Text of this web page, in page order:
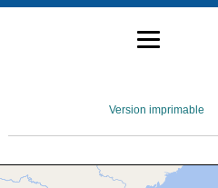
Version imprimable